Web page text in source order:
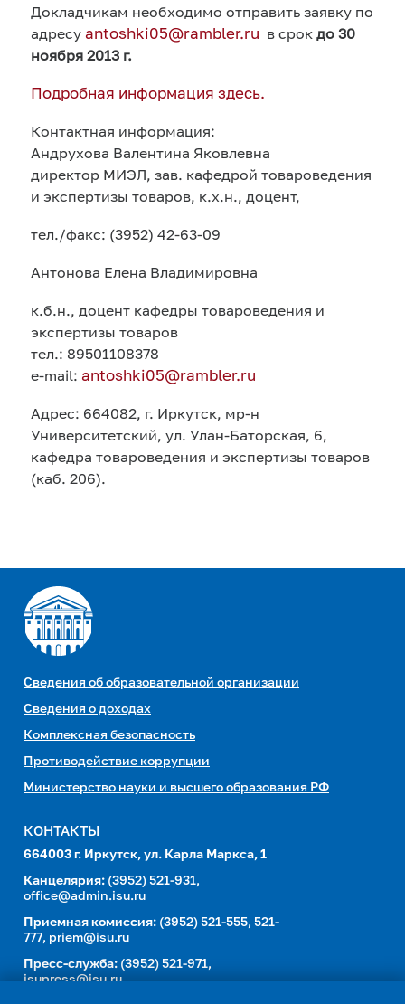
Докладчикам необходимо отправить заявку по
адресу antoshki05@rambler.ru в срок до 30
ноября 2013 г.
Подробная информация здесь.
Контактная информация:
Андрухова Валентина Яковлевна
директор МИЭЛ, зав. кафедрой товароведения
и экспертизы товаров, к.х.н., доцент,
тел./факс: (3952) 42-63-09
Антонова Елена Владимировна
к.б.н., доцент кафедры товароведения и
экспертизы товаров
тел.: 89501108378
e-mail: antoshki05@rambler.ru
Адрес: 664082, г. Иркутск, мр-н
Университетский, ул. Улан-Баторская, 6,
кафедра товароведения и экспертизы товаров
(каб. 206).
Сведения об образовательной организации
Сведения о доходах
Комплексная безопасность
Противодействие коррупции
Министерство науки и высшего образования РФ
КОНТАКТЫ
664003 г. Иркутск, ул. Карла Маркса, 1
Канцелярия: (3952) 521-931,
office@admin.isu.ru
Приемная комиссия: (3952) 521-555, 521-
777, priem@isu.ru
Пресс-служба: (3952) 521-971,
isupress@isu.ru